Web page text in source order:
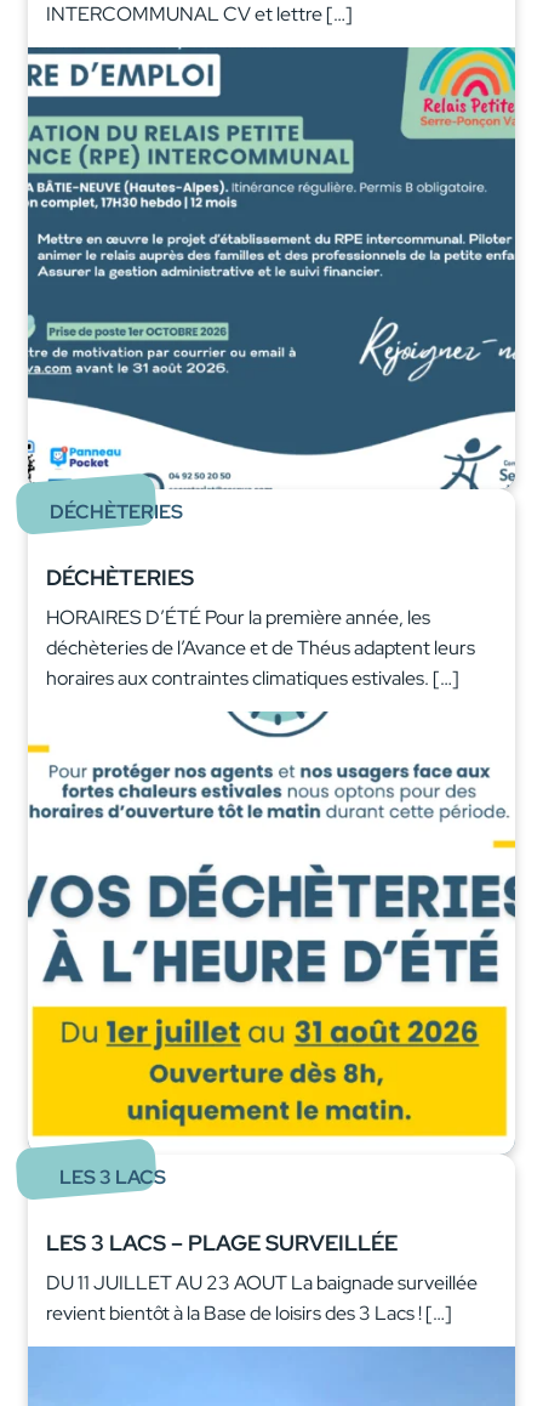
INTERCOMMUNAL CV et lettre […]
DÉCHÈTERIES
DÉCHÈTERIES
HORAIRES D’ÉTÉ Pour la première année, les
déchèteries de l’Avance et de Théus adaptent leurs
horaires aux contraintes climatiques estivales. […]
LES 3 LACS
LES 3 LACS – PLAGE SURVEILLÉE
DU 11 JUILLET AU 23 AOUT La baignade surveillée
revient bientôt à la Base de loisirs des 3 Lacs ! […]